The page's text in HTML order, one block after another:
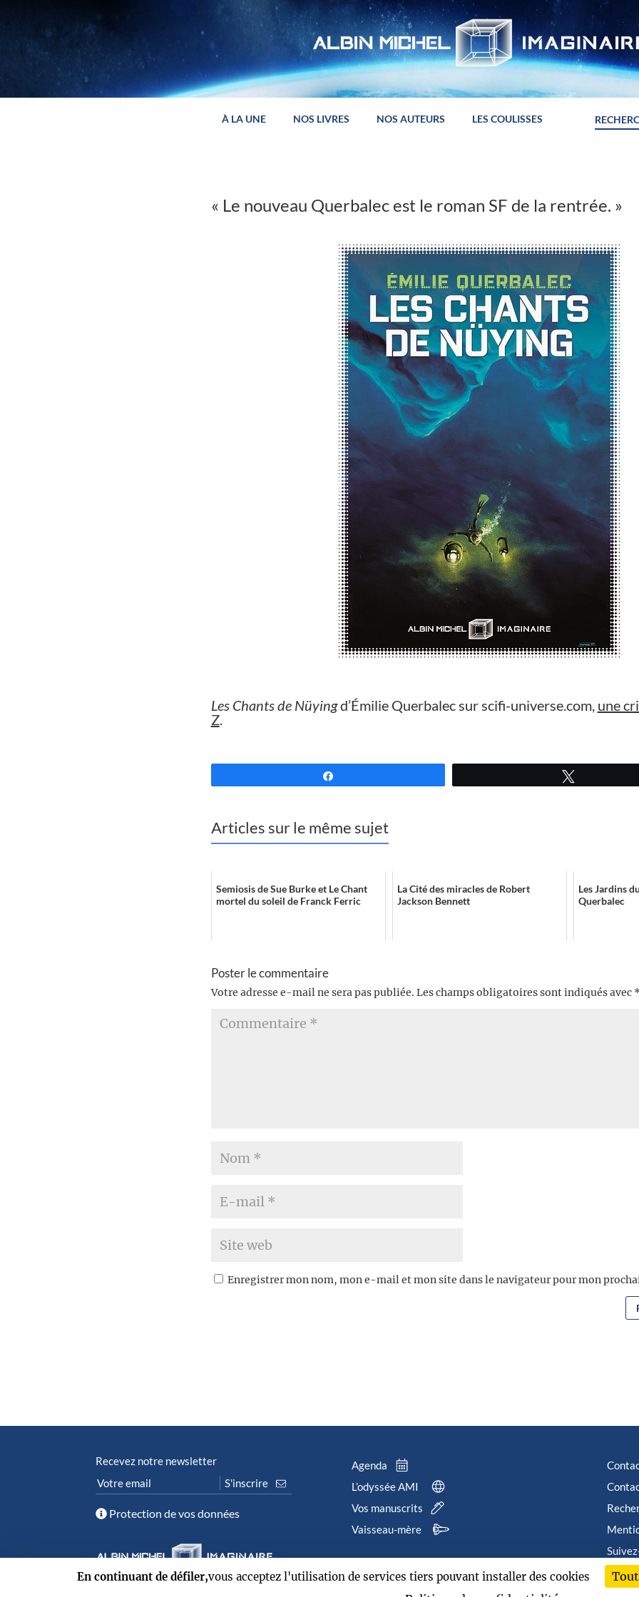
À LA UNE NOS LIVRES NOS AUTEURS LES COULISSES
« Le nouveau Querbalec est le roman SF de la rentrée. »
Les Chants de Nüyingd’Émilie Querbalec sur scifi-universe.com, une
Z.
Articles sur le même sujet
Semiosis de Sue Burke et Le Chant
mortel du soleil de Franck Ferric
La Cité des miracles de Robert
Jackson Bennett
Les Jardins
Querbalec
Poster le commentaire
Votre adresse e-mail ne sera pas publiée. Les champs obligatoires sont indiqués avec
Enregistrer mon nom, mon e-mail et mon site dans le navigateur pour mon
Recevez notre newsletter
Protection de vos données
Agenda
L’odyssée AMI
Vos manuscrits
Vaisseau-mère
En continuant de défiler,vous acceptez l'utilisation de services tiers pouvant installer des cookies